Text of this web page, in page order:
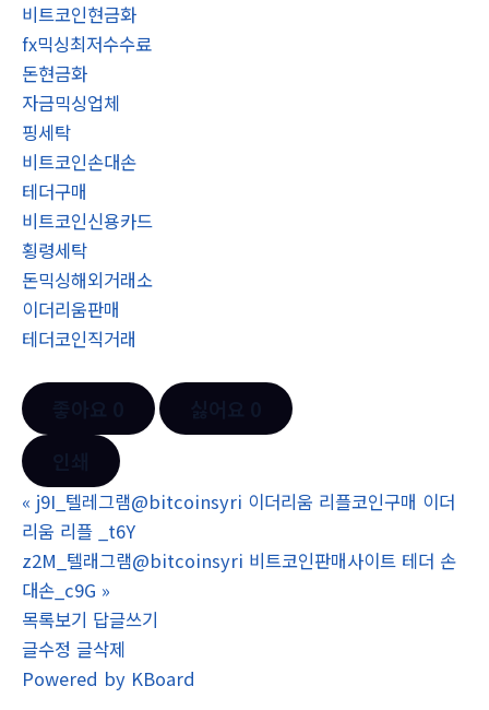
비트코인현금화
fx믹싱최저수수료
돈현금화
자금믹싱업체
핑세탁
비트코인손대손
테더구매
비트코인신용카드
횡령세탁
돈믹싱해외거래소
이더리움판매
테더코인직거래
« j9I_텔레그램@bitcoinsyri 이더리움 리플코인구매 이더
리움 리플 _t6Y
z2M_텔래그램@bitcoinsyri 비트코인판매사이트 테더 손
대손_c9G »
목록보기 답글쓰기
글수정 글삭제
Powered by KBoard